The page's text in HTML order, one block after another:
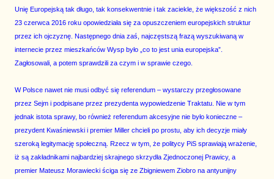
Unię Europejską tak długo, tak konsekwentnie i tak zaciekle, że większość z nich
23 czerwca 2016 roku opowiedziała się za opuszczeniem europejskich struktur
przez ich ojczyznę. Następnego dnia zaś, najczęstszą frazą wyszukiwaną w
internecie przez mieszkańców Wysp było „co to jest unia europejska”.
Zagłosowali, a potem sprawdzili za czym i w sprawie czego.
W Polsce nawet nie musi odbyć się referendum – wystarczy przegłosowane
przez Sejm i podpisane przez prezydenta wypowiedzenie Traktatu. Nie w tym
jednak istota sprawy, bo również referendum akcesyjne nie było konieczne –
prezydent Kwaśniewski i premier Miller chcieli po prostu, aby ich decyzje miały
szeroką legitymację społeczną. Rzecz w tym, że politycy PiS sprawiają wrażenie,
iż są zakładnikami najbardziej skrajnego skrzydła Zjednoczonej Prawicy, a
premier Mateusz Morawiecki ściga się ze Zbigniewem Ziobro na antyunijny